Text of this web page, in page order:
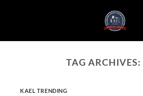
TAG ARCHIVES:
KAEL TRENDING